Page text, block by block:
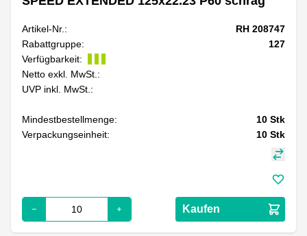
Artikel-Nr.:
RH 208747
Rabattgruppe:
127
Verfügbarkeit:
Netto exkl. MwSt.:
UVP inkl. MwSt.:
Mindestbestellmenge: 10 Stk
Verpackungseinheit:
10 Stk
Kaufen